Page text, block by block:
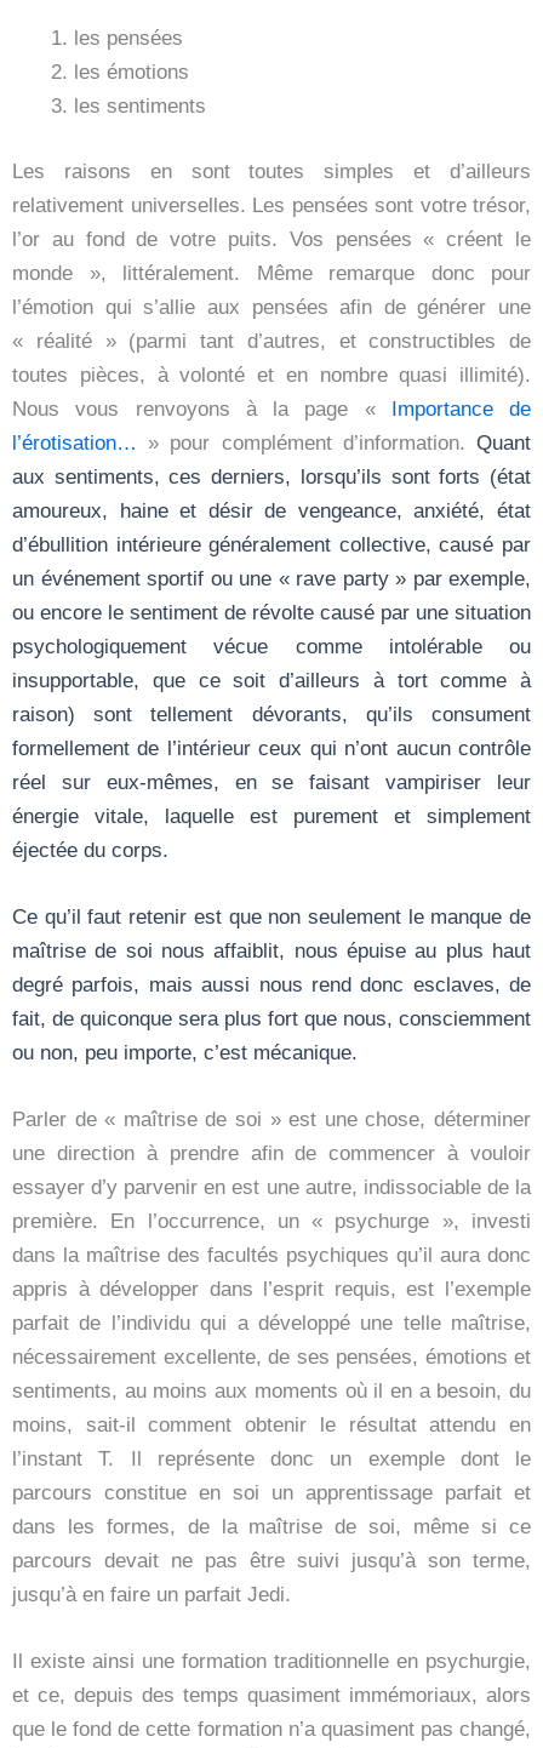
les pensées
les émotions
les sentiments
Les raisons en sont toutes simples et d’ailleurs
relativement universelles. Les pensées sont votre trésor,
l’or au fond de votre puits. Vos pensées « créent le
monde », littéralement. Même remarque donc pour
l’émotion qui s’allie aux pensées afin de générer une
« réalité » (parmi tant d’autres, et constructibles de
toutes pièces, à volonté et en nombre quasi illimité).
Nous vous renvoyons à la page « Importance de
l’érotisation…
» pour complément d’information. Quant
aux sentiments, ces derniers, lorsqu’ils sont forts (état
amoureux, haine et désir de vengeance, anxiété, état
d’ébullition intérieure généralement collective, causé par
un événement sportif ou une « rave party » par exemple,
ou encore le sentiment de révolte causé par une situation
psychologiquement vécue comme intolérable ou
insupportable, que ce soit d’ailleurs à tort comme à
raison) sont tellement dévorants, qu’ils consument
formellement de l’intérieur ceux qui n’ont aucun contrôle
réel sur eux-mêmes, en se faisant vampiriser leur
énergie vitale, laquelle est purement et simplement
éjectée du corps.
Ce qu’il faut retenir est que non seulement le manque de
maîtrise de soi nous affaiblit, nous épuise au plus haut
degré parfois, mais aussi nous rend donc esclaves, de
fait, de quiconque sera plus fort que nous, consciemment
ou non, peu importe, c’est mécanique.
Parler de « maîtrise de soi » est une chose, déterminer
une direction à prendre afin de commencer à vouloir
essayer d’y parvenir en est une autre, indissociable de la
première. En l’occurrence, un « psychurge », investi
dans la maîtrise des facultés psychiques qu’il aura donc
appris à développer dans l’esprit requis, est l’exemple
parfait de l’individu qui a développé une telle maîtrise,
nécessairement excellente, de ses pensées, émotions et
sentiments, au moins aux moments où il en a besoin, du
moins, sait-il comment obtenir le résultat attendu en
l’instant T. Il représente donc un exemple dont le
parcours constitue en soi un apprentissage parfait et
dans les formes, de la maîtrise de soi, même si ce
parcours devait ne pas être suivi jusqu’à son terme,
jusqu’à en faire un parfait Jedi.
Il existe ainsi une formation traditionnelle en psychurgie,
et ce, depuis des temps quasiment immémoriaux, alors
que le fond de cette formation n’a quasiment pas changé,